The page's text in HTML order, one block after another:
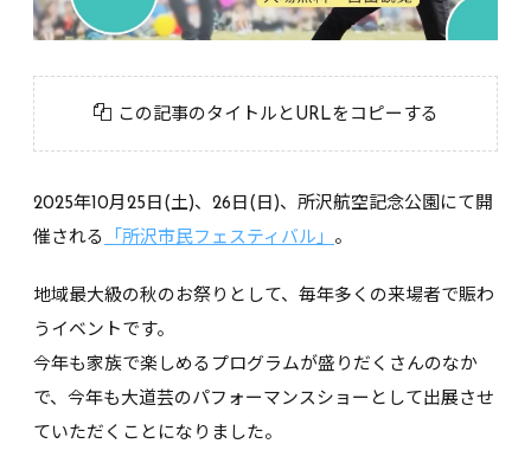
この記事のタイトルとURLをコピーする
2025年10月25日(土)、26日(日)、所沢航空記念公園にて開
催される
「所沢市民フェスティバル」 。
地域最大級の秋のお祭りとして、毎年多くの来場者で賑わ
うイベントです。
今年も家族で楽しめるプログラムが盛りだくさんのなか
で、今年も大道芸のパフォーマンスショーとして出展させ
ていただくことになりました。